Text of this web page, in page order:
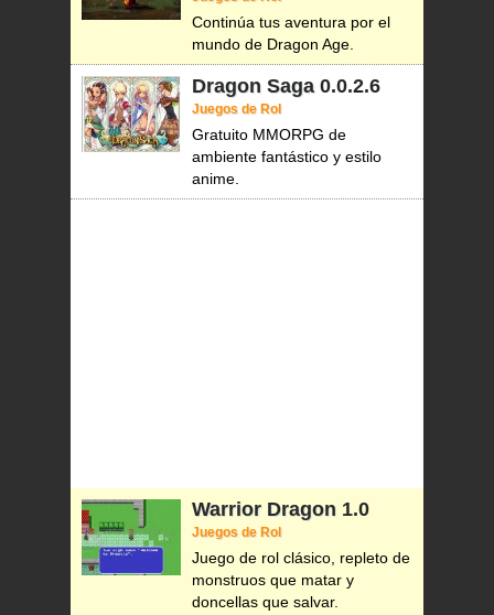
Continúa tus aventura por el
mundo de Dragon Age.
Dragon Saga0.0.2.6
Juegos de Rol
Gratuito MMORPG de
ambiente fantástico y estilo
anime.
Warrior Dragon 1.0
Juegos de Rol
Juego de rol clásico, repleto de
monstruos que matar y
doncellas que salvar.